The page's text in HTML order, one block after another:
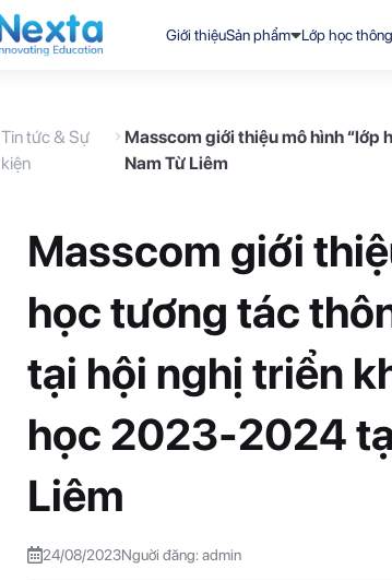
Giới thiệuSản phẩm Lớp học
Tin tức & Sự
kiện
Masscom giới thiệu mô hình
Nam Từ Liêm
Masscom giới
học tương tác
tại hội nghị triển
học 2023-2024
Liêm
24/08/2023Nguời đăng: admin